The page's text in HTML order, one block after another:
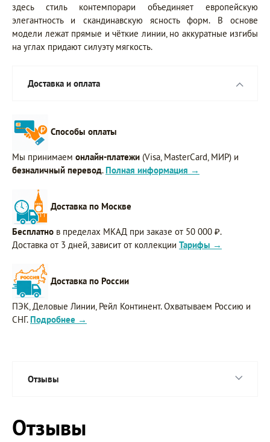
здесь стиль контемпорари объединяет европейскую
элегантность и скандинавскую ясность форм. В основе
модели лежат прямые и чёткие линии, но аккуратные изгибы
на углах придают силуэту мягкость.
Доставка и оплата
Способы оплаты
Мы принимаем онлайн-платежи (Visa, MasterCard, МИР) и
безналичный перевод. Полная информация →
Доставка по Москве
Бесплатно в пределах МКАД при заказе от 50 000 ₽.
Доставка от 3 дней, зависит от коллекции Тарифы →
Доставка по России
ПЭК, Деловые Линии, Рейл Континент. Охватываем Россию и
СНГ. Подробнее →
Отзывы
Отзывы